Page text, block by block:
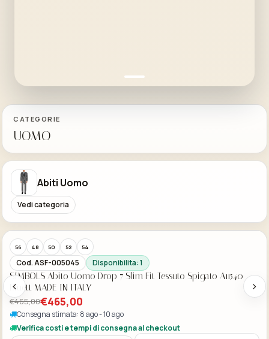
CATEGORIE
UOMO
Abiti Uomo
Vedi categoria
56 48 50 52 54
Cod. ASF-005044 Disponibilita: 1
SIMBOLS Abito Uomo Drop 7 Slim Fit Tessuto Spigato A11540
Beige MADE IN ITALY
€465,00€465,00
Consegna stimata: 8 ago - 10 ago
Verifica costi e tempi di consegna al checkout